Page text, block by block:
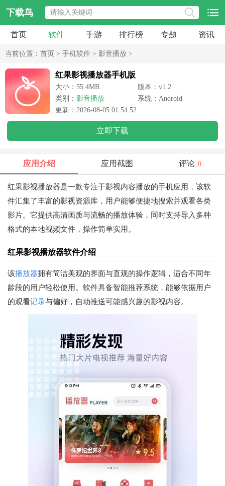
下载鸟
首页 软件 手游 排行榜 专题 资讯
当前位置： 首页 > 手机软件 > 影音播放 >
红果影视播放器手机版
大小：55.4MB
版本：v1.2
类别： 影音播放
系统：Android
更新：2026-08-05 01:54:52
立即下载
应用介绍 应用截图 评论 0
红果影视播放器是一款专注于影视内容播放的手机应用，该软
件汇集了丰富的影视资源库，用户能够便捷地搜索并观看各类
影片。它提供高清画质与流畅的播放体验，同时支持导入多种
格式的本地视频文件，操作简单实用。
红果影视播放器软件介绍
该播放器拥有简洁美观的界面与直观的操作逻辑，适合不同年
龄段的用户轻松使用。软件具备智能推荐系统，能够依据用户
的观看记录与偏好，自动推送可能感兴趣的影视内容。